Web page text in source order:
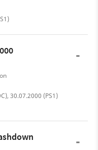
30.07.2000 (PS1)
-
-